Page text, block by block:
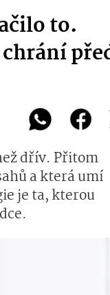
to.
dřív. Přitom
a která umí
je ta, kterou